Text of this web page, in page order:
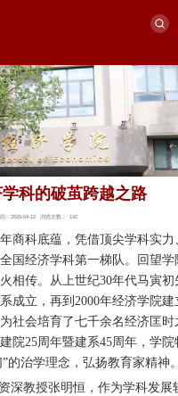
科的破茧跨越之路
：2025-04-12 浏览次数： 142
商科底蕴，凭借顶尖学科实力
国经济学科第一梯队。回望学
相传。从上世纪30年代马寅
成立，再到2000年经济学院
社会培育了七千余名经济匡时
建院25周年暨建系45周年， 学院
的治学理念，弘扬教育家精神
深教授张明恒，作为学科发展